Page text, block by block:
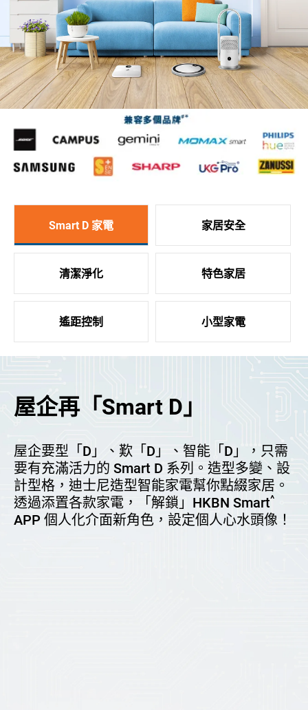
Smart D 家電 家居安全
清潔淨化 特色家居
遙距控制 小型家電
屋企再「Smart D」
屋企要型「D」、歎「D」、智能「D」，只需
要有充滿活力的 Smart D 系列。造型多變、設
計型格，迪士尼造型智能家電幫你點綴家居。
透過添置各款家電，「解鎖」HKBN Smart^
APP 個人化介面新角色，設定個人心水頭像！